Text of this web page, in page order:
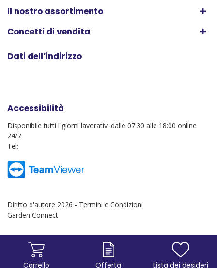
Il nostro assortimento
Concetti di vendita
Dati dell’indirizzo
Accessibilità
Disponibile tutti i giorni lavorativi dalle 07:30 alle 18:00 online
24/7
Tel:
Diritto d'autore 2026 - Termini e Condizioni
Garden Connect
Carrello Offerta Lista dei desideri